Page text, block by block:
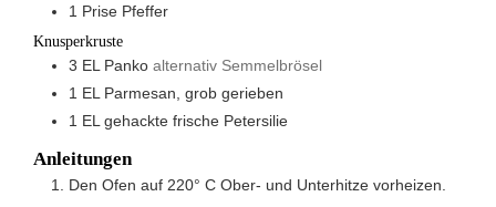
1 Prise Pfeffer
Knusperkruste
3 EL Panko alternativ Semmelbrösel
1 EL Parmesan, grob gerieben
1 EL gehackte frische Petersilie
Anleitungen
Den Ofen auf 220° C Ober- und Unterhitze vorheizen.